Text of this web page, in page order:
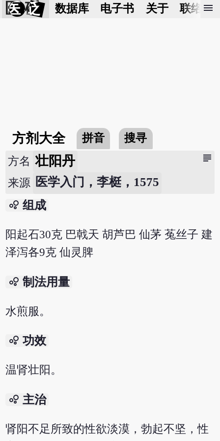
医 砭 数据库 电子书 关于 联络我
menu
方剂大全 拼音 搜寻
subject
方名 壮阳丹
来源 医学入门，李梃，1575
bubble_chart 组成
阳起石30克 巴戟天 胡芦巴 仙茅 菟丝子 建
泽泻各9克 仙灵脾
bubble_chart 制法用量
水煎服。
bubble_chart 功效
温肾壮阳。
bubble_chart 主治
肾阳不足所致的性欲淡漠，勃起不坚，性